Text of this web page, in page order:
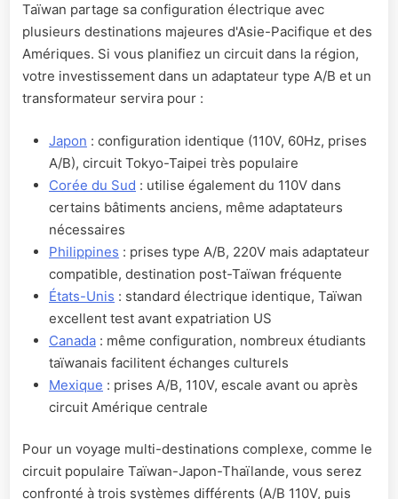
Taïwan partage sa configuration électrique avec
plusieurs destinations majeures d'Asie-Pacifique et des
Amériques. Si vous planifiez un circuit dans la région,
votre investissement dans un adaptateur type A/B et un
transformateur servira pour :
Japon : configuration identique (110V, 60Hz, prises
A/B), circuit Tokyo-Taipei très populaire
Corée du Sud : utilise également du 110V dans
certains bâtiments anciens, même adaptateurs
nécessaires
Philippines : prises type A/B, 220V mais adaptateur
compatible, destination post-Taïwan fréquente
États-Unis : standard électrique identique, Taïwan
excellent test avant expatriation US
Canada : même configuration, nombreux étudiants
taïwanais facilitent échanges culturels
Mexique : prises A/B, 110V, escale avant ou après
circuit Amérique centrale
Pour un voyage multi-destinations complexe, comme le
circuit populaire Taïwan-Japon-Thaïlande, vous serez
confronté à trois systèmes différents (A/B 110V, puis